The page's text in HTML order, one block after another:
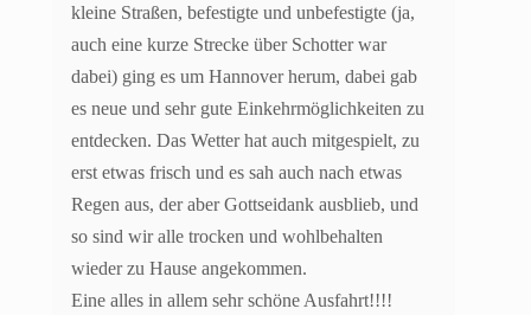
kleine Straßen, befestigte und unbefestigte (ja,
auch eine kurze Strecke über Schotter war
dabei) ging es um Hannover herum, dabei gab
es neue und sehr gute Einkehrmöglichkeiten zu
entdecken. Das Wetter hat auch mitgespielt, zu
erst etwas frisch und es sah auch nach etwas
Regen aus, der aber Gottseidank ausblieb, und
so sind wir alle trocken und wohlbehalten
wieder zu Hause angekommen.
Eine alles in allem sehr schöne Ausfahrt!!!!